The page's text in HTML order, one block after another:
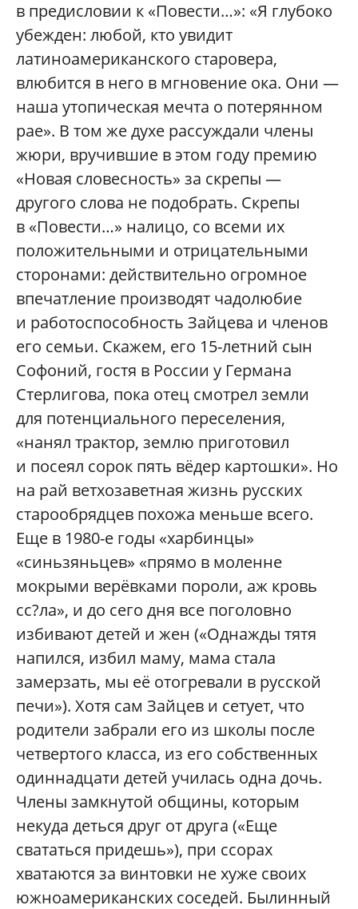
в предисловии к «Повести…»: «Я глубоко
убежден: любой, кто увидит
латиноамериканского старовера,
влюбится в него в мгновение ока. Они —
наша утопическая мечта о потерянном
рае». В том же духе рассуждали члены
жюри, вручившие в этом году премию
«Новая словесность» за скрепы —
другого слова не подобрать. Скрепы
в «Повести…» налицо, со всеми их
положительными и отрицательными
сторонами: действительно огромное
впечатление производят чадолюбие
и работоспособность Зайцева и членов
его семьи. Скажем, его 15-летний сын
Софоний, гостя в России у Германа
Стерлигова, пока отец смотрел земли
для потенциального переселения,
«нанял трактор, землю приготовил
и посеял сорок пять вёдер картошки». Но
на рай ветхозаветная жизнь русских
старообрядцев похожа меньше всего.
Еще в 1980-е годы «харбинцы»
«синьзяньцев» «прямо в моленне
мокрыми верёвками пороли, аж кровь
сс?ла», и до сего дня все поголовно
избивают детей и жен («Однажды тятя
напился, избил маму, мама стала
замерзать, мы её отогревали в русской
печи»). Хотя сам Зайцев и сетует, что
родители забрали его из школы после
четвертого класса, из его собственных
одиннадцати детей училась одна дочь.
Члены замкнутой общины, которым
некуда деться друг от друга («Еще
свататься придешь»), при ссорах
хватаются за винтовки не хуже своих
южноамериканских соседей. Былинный